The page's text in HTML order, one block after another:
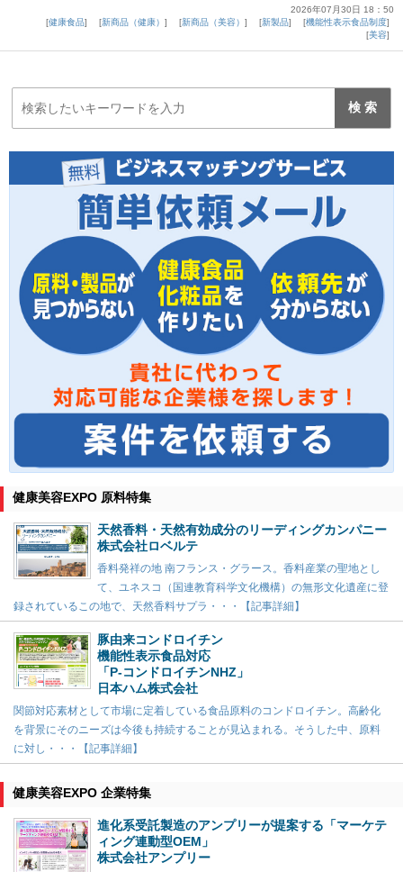
2026年07月30日 18：50
健康食品
新商品（健康） 新商品（美容） 新製品
機能性表示食品制度
美容
健康美容EXPO 原料特集
天然香料・天然有効成分のリーディングカンパニー
株式会社ロベルテ
香料発祥の地 南フランス・グラース。香料産業の聖地とし
て、ユネスコ（国連教育科学文化機構）の無形文化遺産に登
録されているこの地で、天然香料サプラ・・・【記事詳細】
豚由来コンドロイチン
機能性表示食品対応
「P-コンドロイチンNHZ」
日本ハム株式会社
関節対応素材として市場に定着している食品原料のコンドロイチン。高齢化
を背景にそのニーズは今後も持続することが見込まれる。そうした中、原料
に対し・・・【記事詳細】
健康美容EXPO 企業特集
進化系受託製造のアンプリーが提案する「マーケテ
ィング連動型OEM」
株式会社アンプリー